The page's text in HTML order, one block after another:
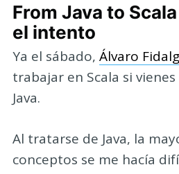
From Java to
el intento
Ya el sábado, Álvaro
trabajar en Scala si
Java.
Al tratarse de Java, la
conceptos se me hacía